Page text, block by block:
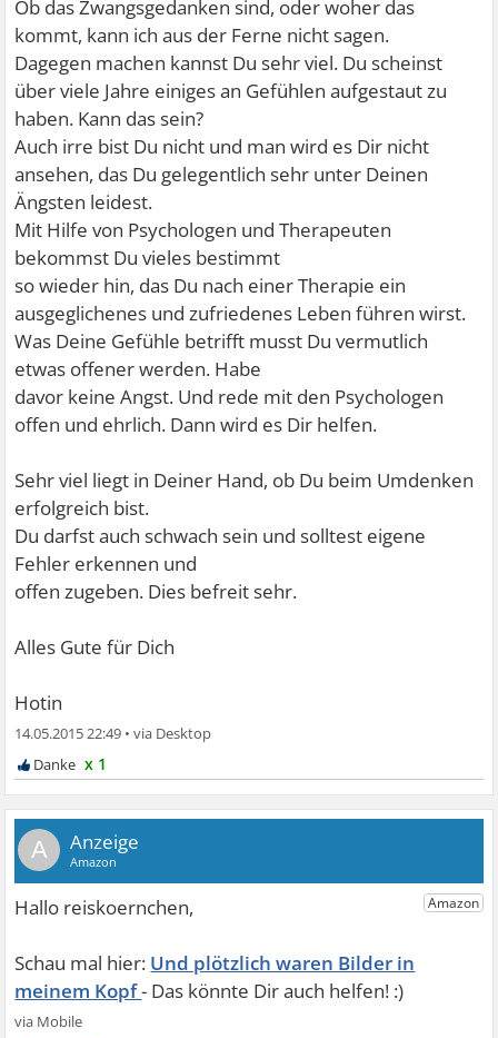
Ob das Zwangsgedanken sind, oder woher das
kommt, kann ich aus der Ferne nicht sagen.
Dagegen machen kannst Du sehr viel. Du scheinst
über viele Jahre einiges an Gefühlen aufgestaut zu
haben. Kann das sein?
Auch irre bist Du nicht und man wird es Dir nicht
ansehen, das Du gelegentlich sehr unter Deinen
Ängsten leidest.
Mit Hilfe von Psychologen und Therapeuten
bekommst Du vieles bestimmt
so wieder hin, das Du nach einer Therapie ein
ausgeglichenes und zufriedenes Leben führen wirst.
Was Deine Gefühle betrifft musst Du vermutlich
etwas offener werden. Habe
davor keine Angst. Und rede mit den Psychologen
offen und ehrlich. Dann wird es Dir helfen.
Sehr viel liegt in Deiner Hand, ob Du beim Umdenken
erfolgreich bist.
Du darfst auch schwach sein und solltest eigene
Fehler erkennen und
offen zugeben. Dies befreit sehr.
Alles Gute für Dich
Hotin
14.05.2015 22:49 •
x 1
A
Und plötzlich waren Bilder in
meinem Kopf